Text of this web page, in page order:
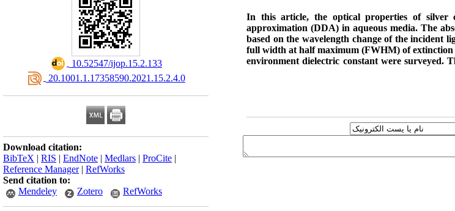
‎ 10.52547/ijop.15.2.133
‎ 20.1001.1.17358590.2021.15.2.4.0
Download citation:
BibTeX | RIS | EndNote | Medlars | ProCite |
Reference Manager| RefWorks
Send citation to:
Mendeley
Zotero RefWorks
In this article, the optical properties of silver
approximation (DDA) in aqueous media. The
based on the wavelength change of the incident
full width at half maximum (FWHM) of extinction
environment dielectric constant were surveyed.